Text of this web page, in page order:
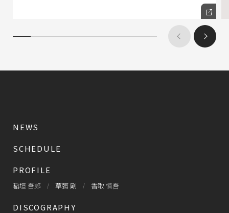
NEWS
SCHEDULE
PROFILE
稲垣 吾郎 草彅 剛 香取 慎吾
DISCOGRAPHY